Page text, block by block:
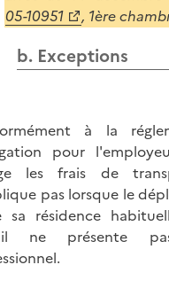
05-10951
, 1ère
b. Exceptions
à la
pour
les frais de
pas lorsque le
sa résidence
ne présente